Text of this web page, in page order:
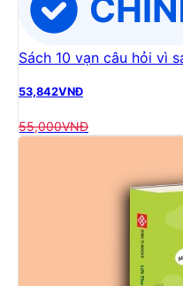
Sách 10 vạn câu hỏi vì
53,842VNĐ
55,000VNĐ